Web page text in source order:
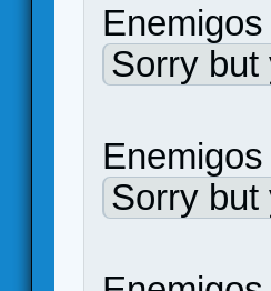
Sorry but
Sorry but